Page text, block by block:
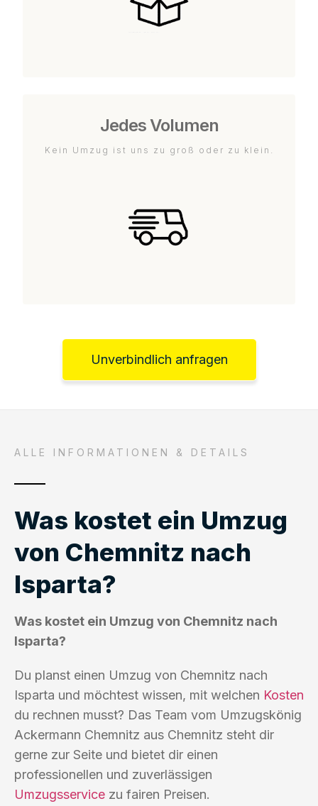
Jedes Volumen
Kein Umzug ist uns zu groß oder zu klein.
Unverbindlich anfragen
ALLE INFORMATIONEN & DETAILS
Was kostet ein Umzug
von Chemnitz nach
Isparta?
Was kostet ein Umzug von Chemnitz nach
Isparta?
Du planst einen Umzug von Chemnitz nach
Isparta und möchtest wissen, mit welchen Kosten
du rechnen musst? Das Team vom Umzugskönig
Ackermann Chemnitz aus Chemnitz steht dir
gerne zur Seite und bietet dir einen
professionellen und zuverlässigen
Umzugsservice zu fairen Preisen.